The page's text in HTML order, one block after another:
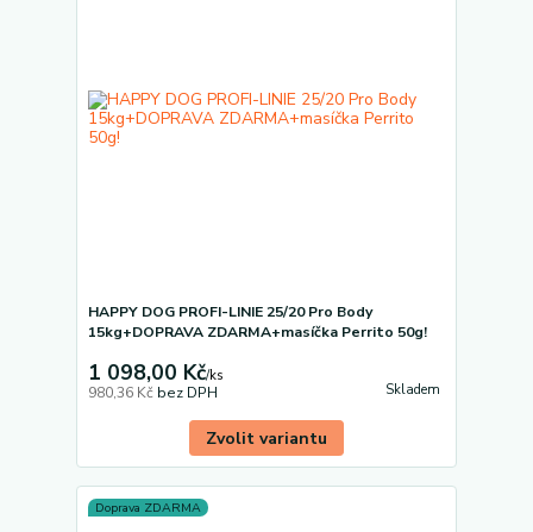
HAPPY DOG PROFI-LINIE 25/20 Pro Body
15kg+DOPRAVA ZDARMA+masíčka Perrito 50g!
1 098,00 Kč/ks
980,36 Kč bez DPH Skladem
Zvolit variantu
Doprava ZDARMA